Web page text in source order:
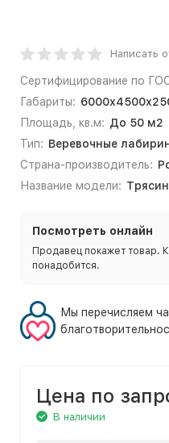
Написать
Сертифицирование по
Габариты:
Площадь, кв.м: До 50 м2
Тип: Веревочные
Страна-производитель:
Название модели:
Посмотреть онлайн
Продавец покажет товар.
понадобится.
Мы перечисляем
Цена по
В наличии